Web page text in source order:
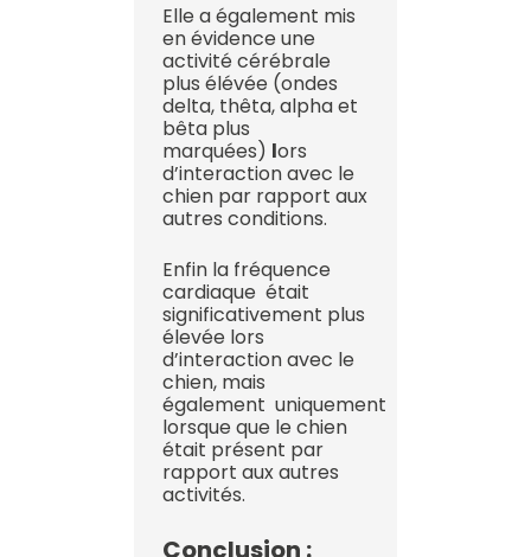
Elle a également mis
en évidence une
activité cérébrale
plus élévée (ondes
delta, thêta, alpha et
bêta plus
marquées) lors
d’interaction avec le
chien par rapport aux
autres conditions.
Enfin la fréquence
cardiaque était
significativement plus
élevée lors
d’interaction avec le
chien, mais
également uniquement
lorsque que le chien
était présent par
rapport aux autres
activités.
Conclusion :